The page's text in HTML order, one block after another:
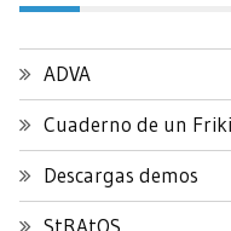
ADVA
Cuaderno de un Friki
Descargas demos
StRAtOS